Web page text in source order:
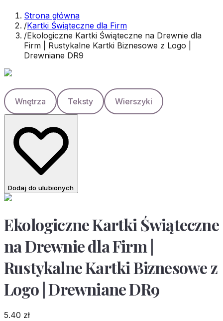
Strona główna
/Kartki Świąteczne dla Firm
/Ekologiczne Kartki Świąteczne na Drewnie dla
Firm | Rustykalne Kartki Biznesowe z Logo |
Drewniane DR9
Wnętrza Teksty Wierszyki
Dodaj do ulubionych
Ekologiczne Kartki Świąteczne
na Drewnie dla Firm |
Rustykalne Kartki Biznesowe z
Logo | Drewniane DR9
5.40 zł